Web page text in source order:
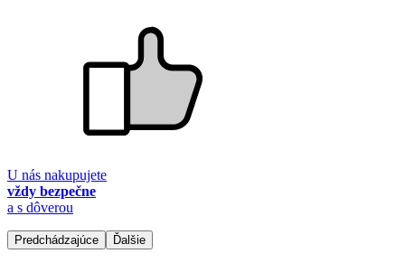
U nás nakupujete
vždy bezpečne
a s dôverou
Predchádzajúce Ďalšie